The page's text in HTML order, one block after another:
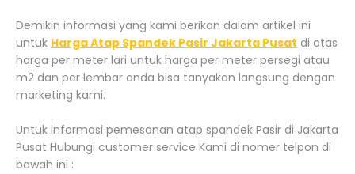
Demikin informasi yang kami berikan dalam artikel ini
untuk Harga Atap Spandek Pasir Jakarta Pusat di atas
harga per meter lari untuk harga per meter persegi atau
m2 dan per lembar anda bisa tanyakan langsung dengan
marketing kami.
Untuk informasi pemesanan atap spandek Pasir di Jakarta
Pusat Hubungi customer service Kami di nomer telpon di
bawah ini :